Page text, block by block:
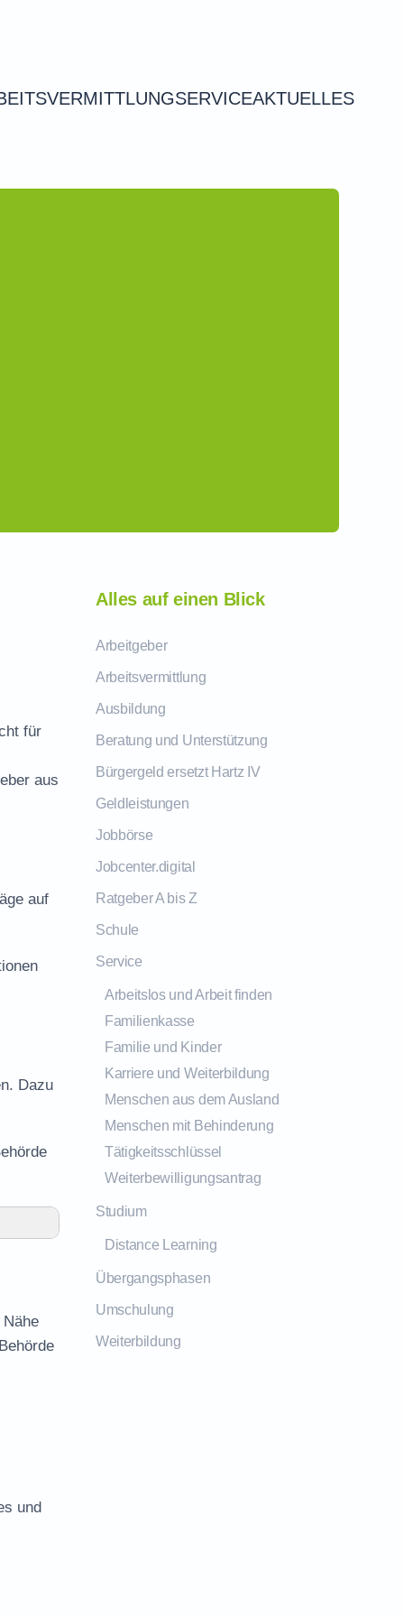
SERVICEAKTUELLES
für
aus
auf
Dazu
und
Alles auf einen Blick
Arbeitgeber
Arbeitsvermittlung
Ausbildung
Beratung und Unterstützung
Bürgergeld ersetzt Hartz IV
Geldleistungen
Jobbörse
Jobcenter.digital
Ratgeber A bis Z
Schule
Service
Arbeitslos und Arbeit finden
Familienkasse
Familie und Kinder
Karriere und Weiterbildung
Menschen aus dem Ausland
Menschen mit Behinderung
Tätigkeitsschlüssel
Weiterbewilligungsantrag
Studium
Distance Learning
Übergangsphasen
Umschulung
Weiterbildung